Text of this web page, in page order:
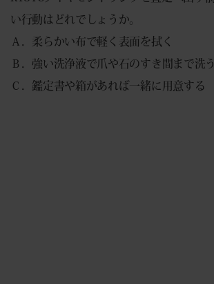
い行動はどれでしょうか。
Ａ．柔らかい布で軽く表面を拭く
Ｂ．強い洗浄液で爪や石のすき間まで洗う
Ｃ．鑑定書や箱があれば一緒に用意する